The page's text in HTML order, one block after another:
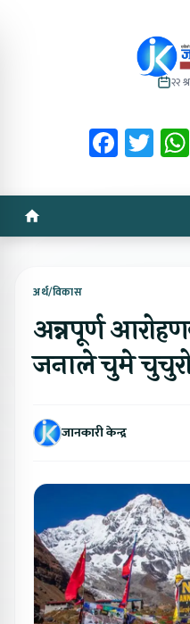
२२
अर्थ/विकास
अन्नपूर्ण
जनाले चुमे
जानकारी केन्द्र